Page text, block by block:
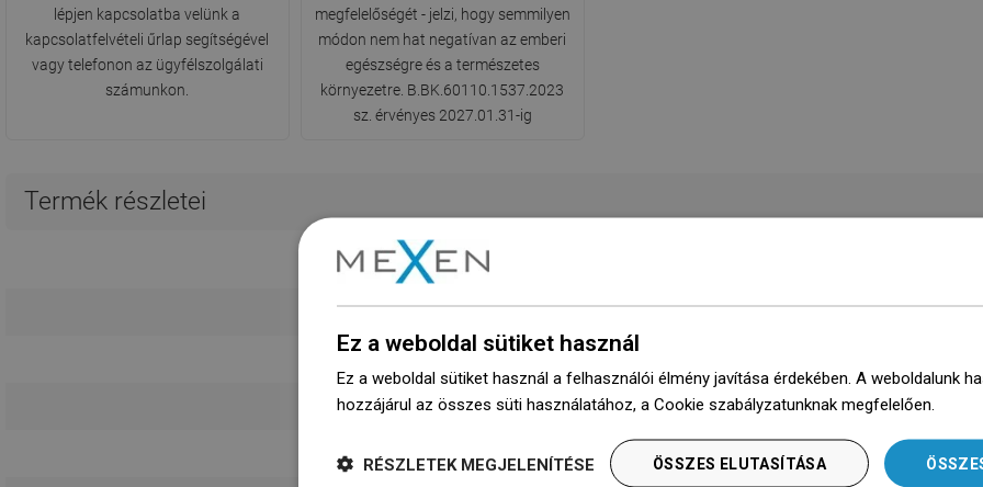
lépjen kapcsolatba velünk a
kapcsolatfelvételi űrlap segítségével
vagy telefonon az ügyfélszolgálati
számunkon.
megfelelőségét - jelzi, hogy semmilyen
módon nem hat negatívan az emberi
egészségre és a természetes
környezetre. B.BK.60110.1537.2023
sz. érvényes 2027.01.31-ig
Termék részletei
Hosszabb oldal 23 cm
Szín Fekete
Anyag Műanyag
Ez a weboldal sütiket használ
Ez a weboldal sütiket használ a felhasználói élmény javítása érdekében. A weboldalunk
hozzájárul az összes süti használatához, a Cookie szabályzatunknak megfelelően.
ÖSSZES ELUTASÍTÁSA
RÉSZLETEK MEGJELENÍTÉSE